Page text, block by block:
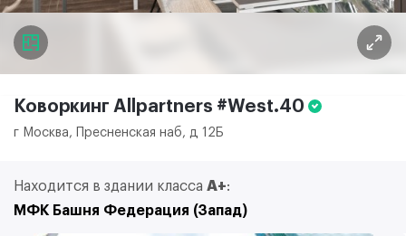
Коворкинг Allpartners #West.40
г Москва, Пресненская наб, д 12Б
Находится в здании класса A+:
МФК Башня Федерация (Запад)